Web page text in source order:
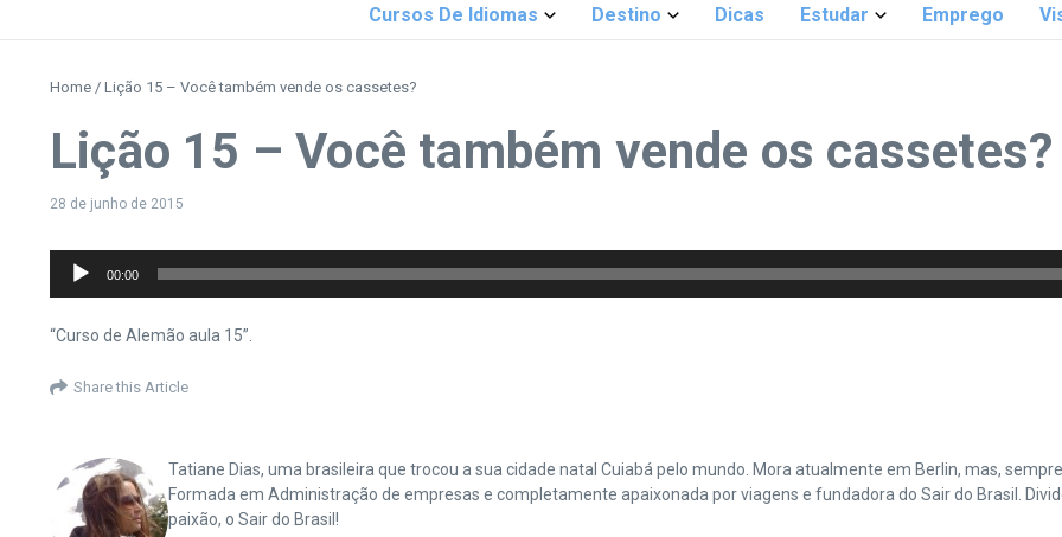
Cursos De Idiomas Destino Dicas Estudar Emprego
Home / Lição 15 – Você também vende os cassetes?
Lição 15 – Você também vende os cassetes?
28 de junho de 2015
Tocador
00:00
“Curso de Alemão aula 15”.
Share this Article
Tatiane Dias, uma brasileira que trocou a sua cidade natal Cuiabá pelo mundo. Mora atualmente em Berlin, mas,
Formada em Administração de empresas e completamente apaixonada por viagens e fundadora do Sair do Brasil.
paixão, o Sair do Brasil!